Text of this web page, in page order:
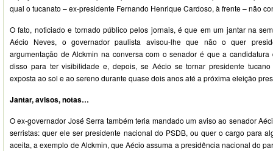
qual o tucanato – ex-presidente Fernando Henrique Cardoso, à frente – não
O fato, noticiado e tornado público pelos jornais, é que em um jantar na
Aécio Neves, o governador paulista avisou-lhe que não o quer
argumentação de Alckmin na conversa com o senador é que a
disso para ter visibilidade e, depois, se Aécio se tornar presidente
exposta ao sol e ao sereno durante quase dois anos até a próxima eleição
Jantar, avisos, notas…
O ex-governador José Serra também teria mandado um aviso ao senador
serristas: quer ele ser presidente nacional do PSDB, ou quer o cargo para
aceita, a exemplo de Alckmin, que Aécio assuma a presidência nacional do